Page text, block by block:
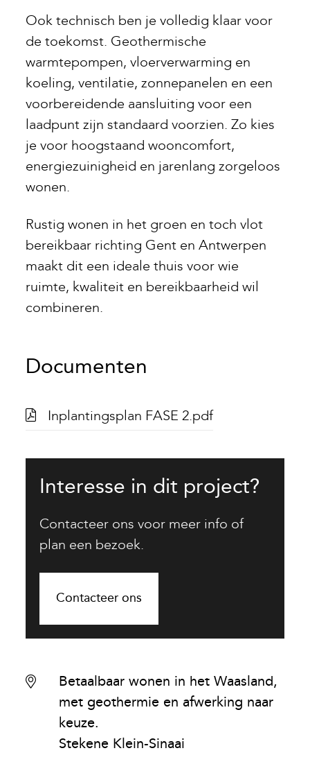
Ook technisch ben je volledig klaar voor
de toekomst. Geothermische
warmtepompen, vloerverwarming en
koeling, ventilatie, zonnepanelen en een
voorbereidende aansluiting voor een
laadpunt zijn standaard voorzien. Zo kies
je voor hoogstaand wooncomfort,
energiezuinigheid en jarenlang zorgeloos
wonen.
Rustig wonen in het groen en toch vlot
bereikbaar richting Gent en Antwerpen
maakt dit een ideale thuis voor wie
ruimte, kwaliteit en bereikbaarheid wil
combineren.
Documenten
Inplantingsplan FASE 2.pdf
Interesse in dit project?
Contacteer ons voor meer info of
plan een bezoek.
Contacteer ons
Betaalbaar wonen in het Waasland,
met geothermie en afwerking naar
keuze.
Stekene Klein-Sinaai